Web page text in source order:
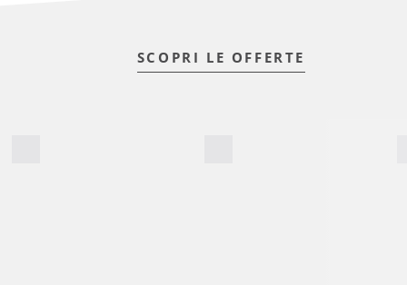
SCOPRI LE OFFERTE